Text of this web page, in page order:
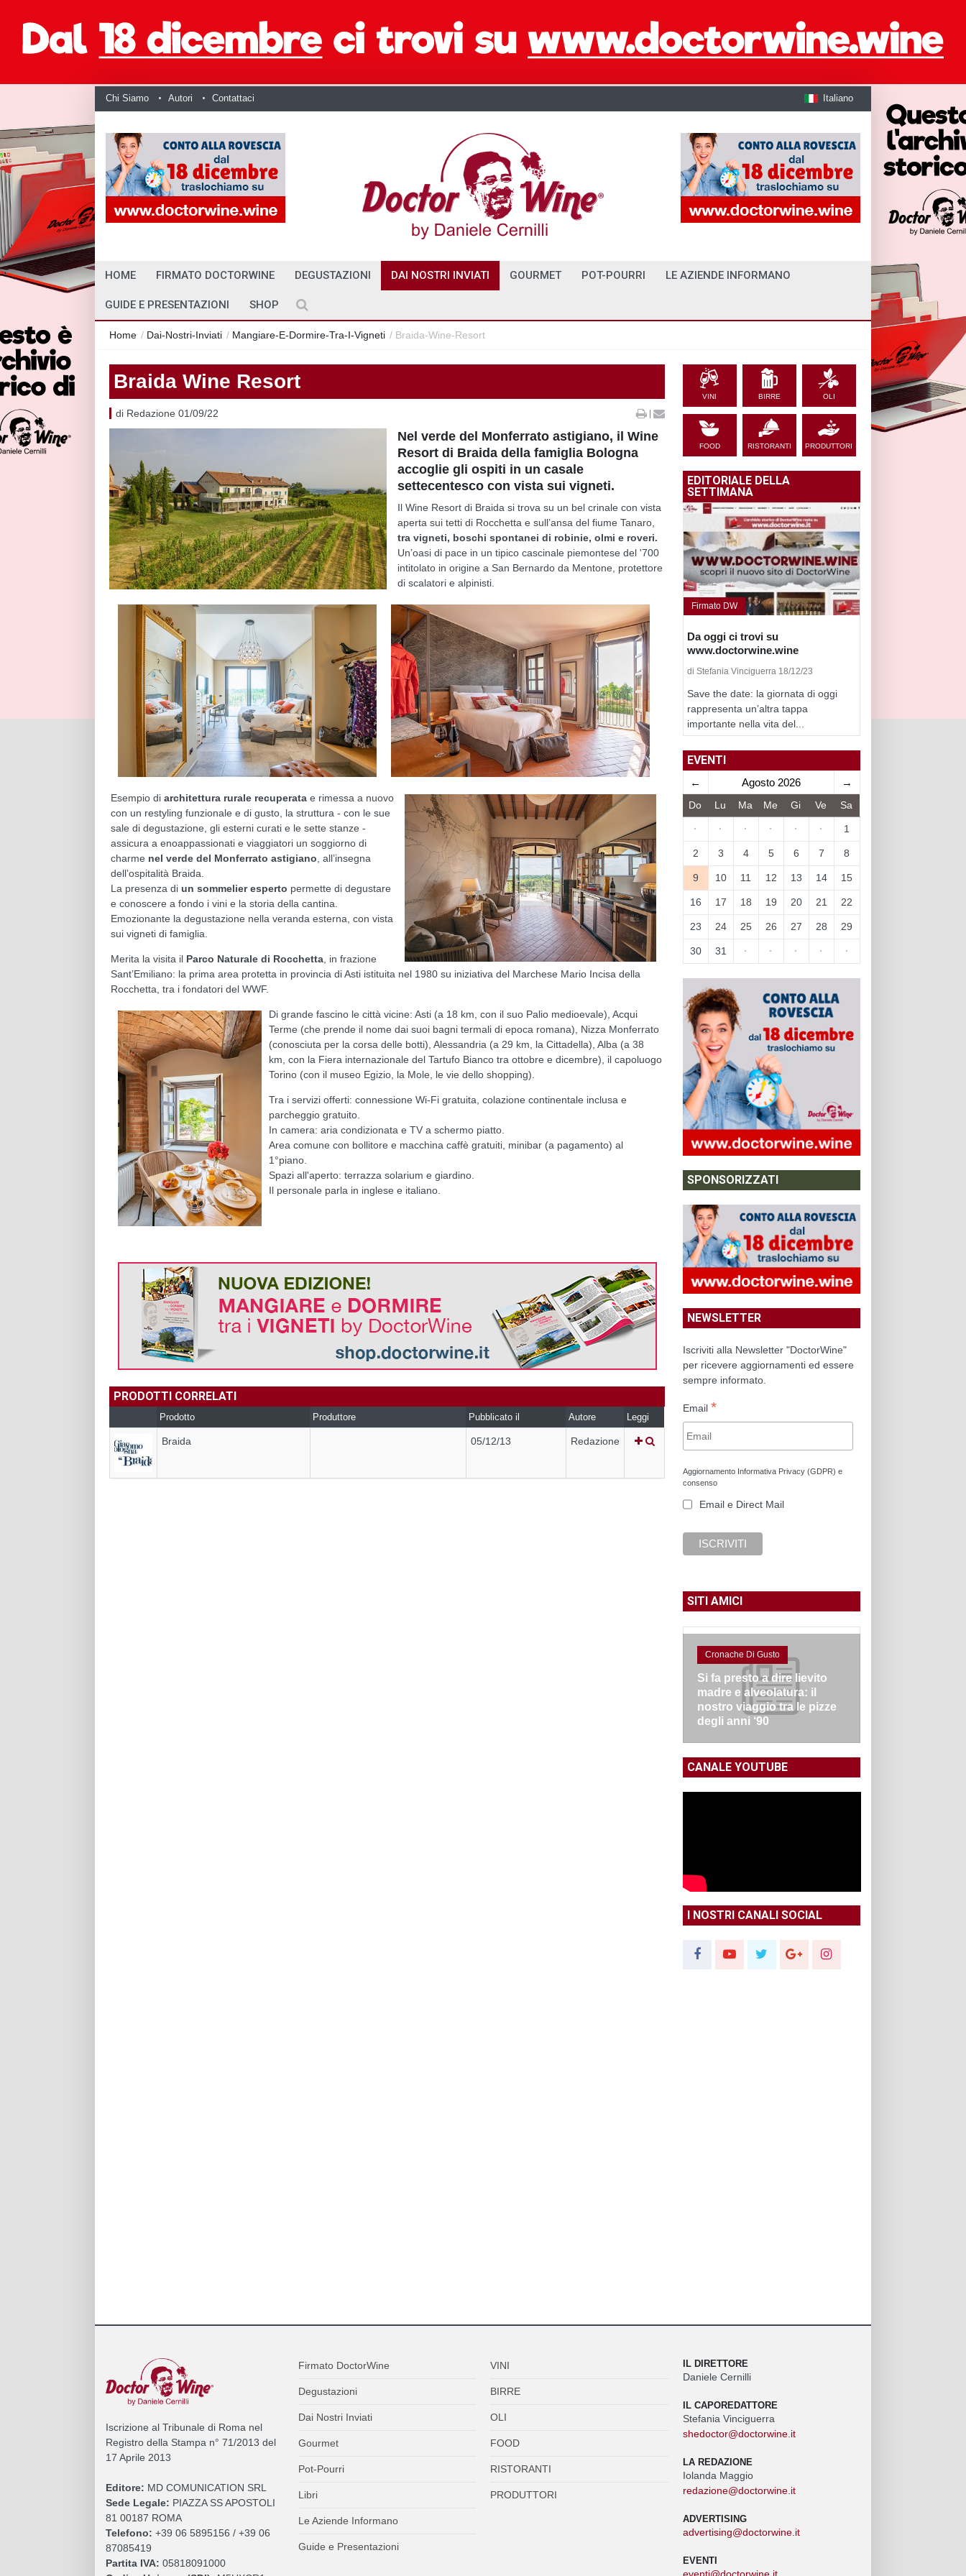
Chi Siamo Autori Contattaci Italiano
HOME FIRMATO DOCTORWINE DEGUSTAZIONI DAI NOSTRI INVIATI GOURMET POT-POURRI LE AZIENDE INFORMANO
GUIDE E PRESENTAZIONI SHOP
Home / Dai-Nostri-Inviati / Mangiare-E-Dormire-Tra-I-Vigneti / Braida-Wine-Resort
Braida Wine Resort
di Redazione 01/09/22 |
Nel verde del Monferrato astigiano, il Wine
Resort di Braida della famiglia Bologna
accoglie gli ospiti in un casale
settecentesco con vista sui vigneti.
Il Wine Resort di Braida si trova su un bel crinale con vista
aperta sui tetti di Rocchetta e sull’ansa del fiume Tanaro,
tra vigneti, boschi spontanei di robinie, olmi e roveri.
Un’oasi di pace in un tipico cascinale piemontese del '700
intitolato in origine a San Bernardo da Mentone, protettore
di scalatori e alpinisti.
Esempio di architettura rurale recuperata e rimessa a nuovo
con un restyling funzionale e di gusto, la struttura - con le sue
sale di degustazione, gli esterni curati e le sette stanze -
assicura a enoappassionati e viaggiatori un soggiorno di
charme nel verde del Monferrato astigiano , all’insegna
dell’ospitalità Braida.
La presenza di un sommelier esperto permette di degustare
e conoscere a fondo i vini e la storia della cantina.
Emozionante la degustazione nella veranda esterna, con vista
sui vigneti di famiglia.
Merita la visita il Parco Naturale di Rocchetta , in frazione
Sant’Emiliano: la prima area protetta in provincia di Asti istituita nel 1980 su iniziativa del Marchese Mario Incisa della
Rocchetta, tra i fondatori del WWF.
Di grande fascino le città vicine: Asti (a 18 km, con il suo Palio medioevale), Acqui
Terme (che prende il nome dai suoi bagni termali di epoca romana), Nizza Monferrato
(conosciuta per la corsa delle botti), Alessandria (a 29 km, la Cittadella), Alba (a 38
km, con la Fiera internazionale del Tartufo Bianco tra ottobre e dicembre), il capoluogo
Torino (con il museo Egizio, la Mole, le vie dello shopping).
Tra i servizi offerti: connessione Wi-Fi gratuita, colazione continentale inclusa e
parcheggio gratuito.
In camera: aria condizionata e TV a schermo piatto.
Area comune con bollitore e macchina caffè gratuiti, minibar (a pagamento) al
1°piano.
Spazi all'aperto: terrazza solarium e giardino.
Il personale parla in inglese e italiano.
PRODOTTI CORRELATI
Prodotto Produttore Pubblicato il Autore Leggi
Braida 05/12/13 Redazione
VINI BIRRE OLI
FOOD RISTORANTI PRODUTTORI
EDITORIALE DELLA
SETTIMANA
Firmato DW
Da oggi ci trovi su
www.doctorwine.wine
di Stefania Vinciguerra 18/12/23
Save the date: la giornata di oggi
rappresenta un’altra tappa
importante nella vita del...
EVENTI
← Agosto 2026 →
Do Lu Ma Me Gi Ve Sa
· · · · · · 1
2 3 4 5 6 7 8
9 10 11 12 13 14 15
16 17 18 19 20 21 22
23 24 25 26 27 28 29
30 31 · · · · ·
SPONSORIZZATI
NEWSLETTER
Iscriviti alla Newsletter "DoctorWine"
per ricevere aggiornamenti ed essere
sempre informato.
Email *
Aggiornamento Informativa Privacy (GDPR) e
consenso
Email e Direct Mail
SITI AMICI
Cronache Di Gusto
Si fa presto a dire lievito
madre e alveolatura: il
nostro viaggio tra le pizze
degli anni ‘90
CANALE YOUTUBE
I NOSTRI CANALI SOCIAL
Iscrizione al Tribunale di Roma nel
Registro della Stampa n° 71/2013 del
17 Aprile 2013
Editore: MD COMUNICATION SRL
Sede Legale: PIAZZA SS APOSTOLI
81 00187 ROMA
Telefono: +39 06 5895156 / +39 06
87085419
Partita IVA: 05818091000
Firmato DoctorWine
Degustazioni
Dai Nostri Inviati
Gourmet
Pot-Pourri
Libri
Le Aziende Informano
Guide e Presentazioni
VINI
BIRRE
OLI
FOOD
RISTORANTI
PRODUTTORI
IL DIRETTORE
Daniele Cernilli
IL CAPOREDATTORE
Stefania Vinciguerra
shedoctor@doctorwine.it
LA REDAZIONE
Iolanda Maggio
redazione@doctorwine.it
ADVERTISING
advertising@doctorwine.it
EVENTI